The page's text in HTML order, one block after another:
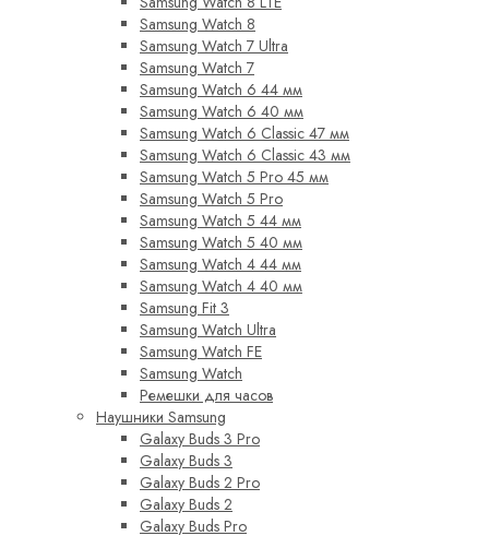
Samsung Watch 8
Samsung Watch 7 Ultra
Samsung Watch 7
Samsung Watch 6 44 мм
Samsung Watch 6 40 мм
Samsung Watch 6 Classic 47 мм
Samsung Watch 6 Classic 43 мм
Samsung Watch 5 Pro 45 мм
Samsung Watch 5 Pro
Samsung Watch 5 44 мм
Samsung Watch 5 40 мм
Samsung Watch 4 44 мм
Samsung Watch 4 40 мм
Samsung Fit 3
Samsung Watch Ultra
Samsung Watch FE
Samsung Watch
Ремешки для часов
Наушники Samsung
Galaxy Buds 3 Pro
Galaxy Buds 3
Galaxy Buds 2 Pro
Galaxy Buds 2
Galaxy Buds Pro